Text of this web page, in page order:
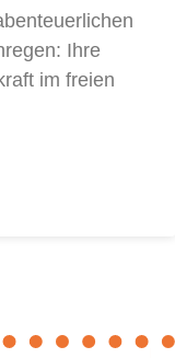
Ihre
im freien